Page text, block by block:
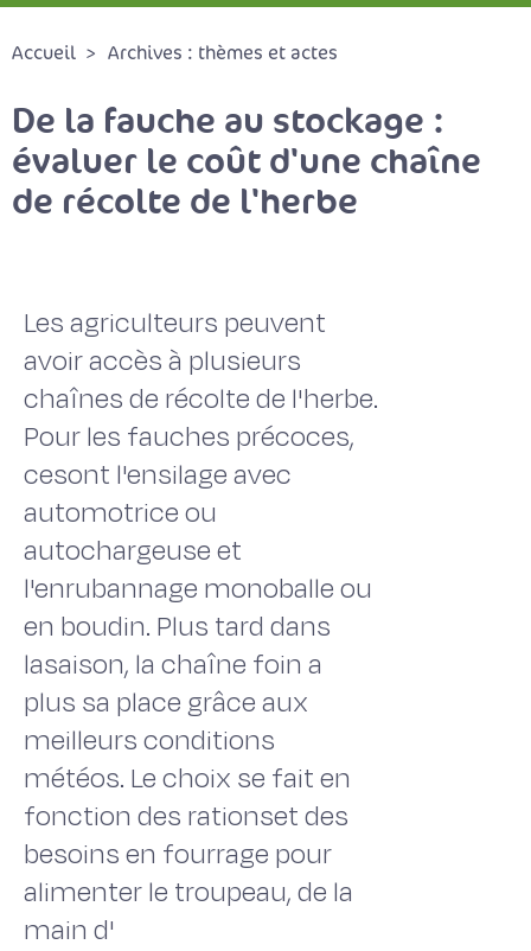
Accueil Archives : thèmes et actes
De la fauche au stockage :
évaluer le coût d'une chaîne
de récolte de l'herbe
Les agriculteurs peuvent
avoir accès à plusieurs
chaînes de récolte de l'herbe.
Pour les fauches précoces,
cesont l'ensilage avec
automotrice ou
autochargeuse et
l'enrubannage monoballe ou
en boudin. Plus tard dans
lasaison, la chaîne foin a
plus sa place grâce aux
meilleurs conditions
météos. Le choix se fait en
fonction des rationset des
besoins en fourrage pour
alimenter le troupeau, de la
main d'